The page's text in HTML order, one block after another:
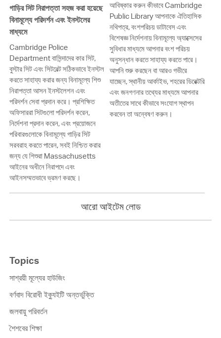
গাড়ির সিট নিরাপত্তা সহজ করা হয়েছে
বিনামূল্যে পরিদর্শন এবং ইনস্টলের
মাধ্যমে
Cambridge Police
Department বাসিন্দাদের কার সিট,
বুস্টার সিট এবং সিটবেল্ট সঠিকভাবে ইনস্টল
করতে সাহায্য করার জন্য বিনামূল্যে শিশু
নিরাপত্তা আসন ইনস্টলেশন এবং
পরিদর্শন সেবা প্রদান করে। প্রশিক্ষিত
অফিসাররা সিটগুলো পরিদর্শন করেন,
নির্দেশনা প্রদান করেন, এবং প্রয়োজনে
পরিবারগুলোকে বিনামূল্যে গাড়ির সিট
সরবরাহ করতে পারেন, সবই নিশ্চিত করার
জন্য যে শিশুরা Massachusetts
আইনের অধীনে নিরাপদে এবং
আইনসম্মতভাবে ভ্রমণ করছে।
আবিষ্কার করুন কীভাবে Cambridge
Public Library আপনাকে ঐতিহাসিক
নথিপত্র, বংশপরিচয় ডাটাবেস এবং
বিশেষজ্ঞ নির্দেশনায় বিনামূল্যে অ্যাক্সেসের
সুবিধার মাধ্যমে আপনার বংশ পরিচয়
অনুসন্ধান করতে সাহায্য করতে পারে।
আপনি শুরু করছেন বা আরও গভীরে
যাচ্ছেন, স্থানীয় আর্কাইভ, শহরের ডিরেক্টরি
এবং জনগণনার তথ্যের মাধ্যমে আপনার
অতীতের সাথে কীভাবে সংযোগ স্থাপন
করবেন তা অন্বেষণ করুন।
আরো আইটেম লোড
Topics
সাশ্রয়ী মূল্যের হাউজিং
বর্ণবাদ বিরোধী ইক্যুইটি অন্তর্ভুক্তি
জলবায়ু পরিবর্তন
শৈশবের শিক্ষা